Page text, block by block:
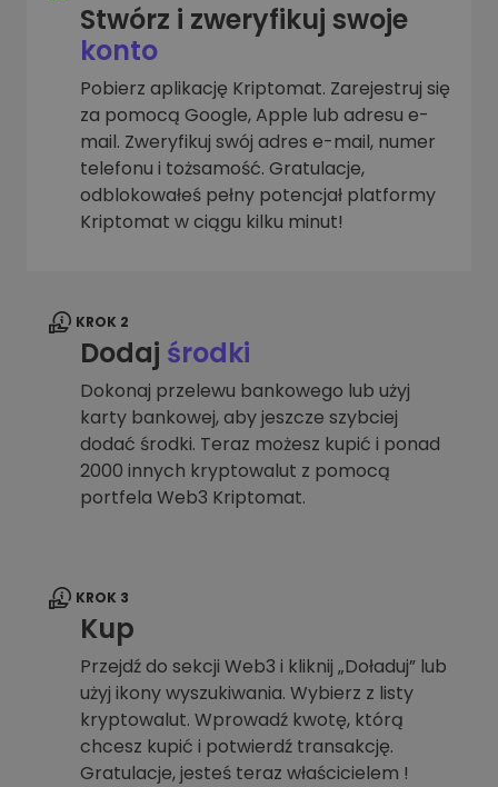
Stwórz i zweryfikuj swoje
konto
Pobierz aplikację Kriptomat. Zarejestruj się
za pomocą Google, Apple lub adresu e-
mail. Zweryfikuj swój adres e-mail, numer
telefonu i tożsamość. Gratulacje,
odblokowałeś pełny potencjał platformy
Kriptomat w ciągu kilku minut!
KROK 2
Dodaj środki
Dokonaj przelewu bankowego lub użyj
karty bankowej, aby jeszcze szybciej
dodać środki. Teraz możesz kupić i ponad
2000 innych kryptowalut z pomocą
portfela Web3 Kriptomat.
KROK 3
Kup
Przejdź do sekcji Web3 i kliknij „Doładuj” lub
użyj ikony wyszukiwania. Wybierz z listy
kryptowalut. Wprowadź kwotę, którą
chcesz kupić i potwierdź transakcję.
Gratulacje, jesteś teraz właścicielem !